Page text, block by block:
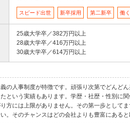
スピード出世 新卒採用 第二新卒 働
25歳大学卒／382万円以上
28歳大学卒／416万円以上
30歳大学卒／614万円以上
の人事制度が特徴です。頑張り次第でどんど
という実績もあります。学歴・社歴・性別に
方には上限がありません。その第一歩として
い。そのチャンスはどの会社よりも豊富にあると